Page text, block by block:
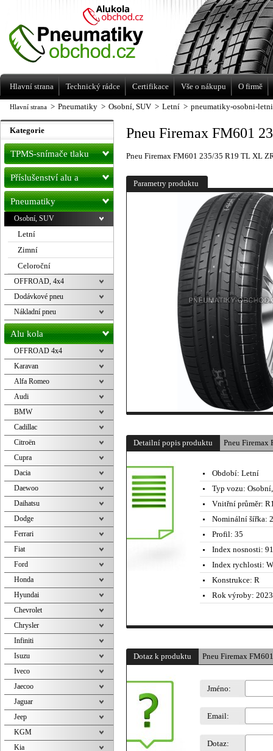
Hlavní strana > Pneumatiky > Osobní, SUV > Letní > pneumatiky-osobni-
Pneu Firemax FM601
Pneu Firemax FM601 235/35 R19 TL XL
Parametry produktu
Detailní popis produktu Pneu
Období: Letní
Typ vozu:
Vnitřní průměr:
Nominální šířka:
Profil: 35
Index nosnosti:
Index rychlosti:
Konstrukce: R
Rok výroby:
Dotaz k produktu Pneu Firemax
Jméno:
Email:
Dotaz:
Kategorie
TPMS-snímače tlaku
Příslušenství alu a
pneu
Pneumatiky
Osobní, SUV
Letní
Zimní
Celoroční
OFFROAD, 4x4
Dodávkové pneu
Nákladní pneu
Alu kola
OFFROAD 4x4
Karavan
Alfa Romeo
Audi
BMW
Cadillac
Citroën
Cupra
Dacia
Daewoo
Daihatsu
Dodge
Ferrari
Fiat
Ford
Honda
Hyundai
Chevrolet
Chrysler
Infiniti
Isuzu
Iveco
Jaecoo
Jaguar
Jeep
KGM
Kia
Levné pneumatiky letní, zimní, Alu kola
a litá kola Racing Line
Hlavní strana Technický rádce Certifikace Vše o nákupu O firmě